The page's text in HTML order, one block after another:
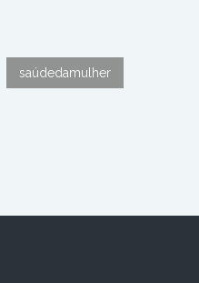
saúdedamulher